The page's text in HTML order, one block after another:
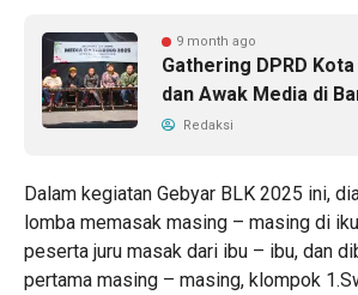
9 month ago
Gathering DPRD
dan Awak Media di
Redaksi
Dalam kegiatan Gebyar BLK 2025 ini,
lomba memasak masing – masing di
peserta juru masak dari ibu – ibu, dan
pertama masing – masing, klompok